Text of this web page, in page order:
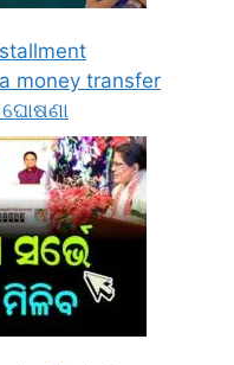
money transfer
ଘୋଷଣା